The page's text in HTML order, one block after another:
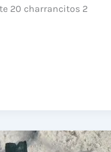
20 charrancitos 2